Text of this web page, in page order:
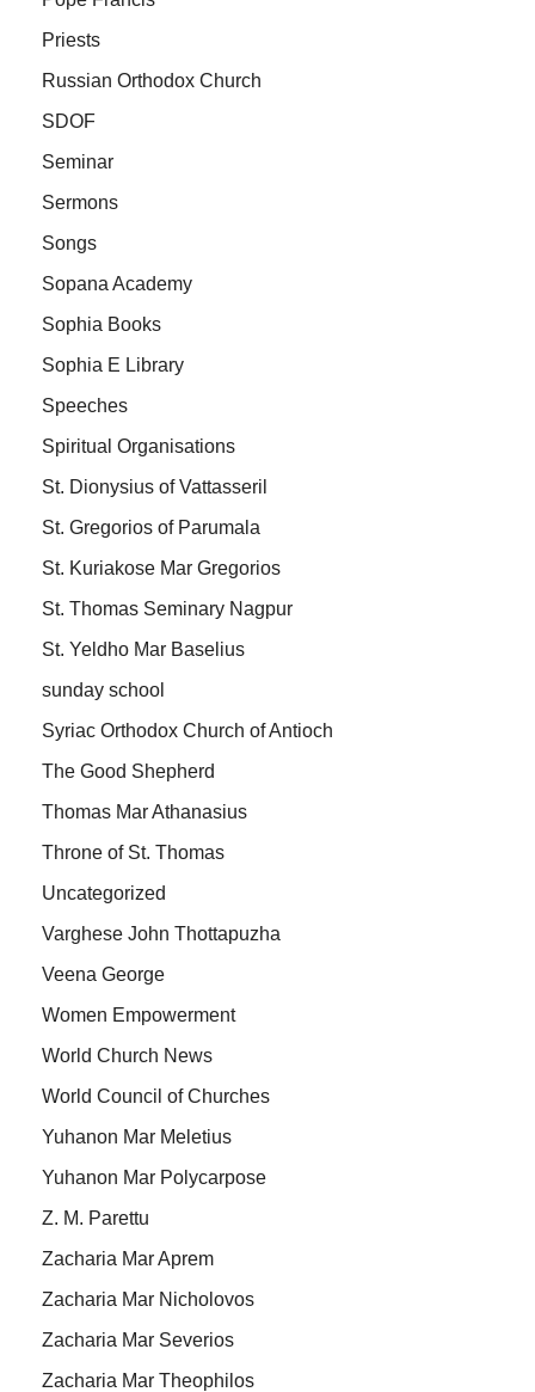
Priests
Russian Orthodox Church
SDOF
Seminar
Sermons
Songs
Sopana Academy
Sophia Books
Sophia E Library
Speeches
Spiritual Organisations
St. Dionysius of Vattasseril
St. Gregorios of Parumala
St. Kuriakose Mar Gregorios
St. Thomas Seminary Nagpur
St. Yeldho Mar Baselius
sunday school
Syriac Orthodox Church of Antioch
The Good Shepherd
Thomas Mar Athanasius
Throne of St. Thomas
Uncategorized
Varghese John Thottapuzha
Veena George
Women Empowerment
World Church News
World Council of Churches
Yuhanon Mar Meletius
Yuhanon Mar Polycarpose
Z. M. Parettu
Zacharia Mar Aprem
Zacharia Mar Nicholovos
Zacharia Mar Severios
Zacharia Mar Theophilos